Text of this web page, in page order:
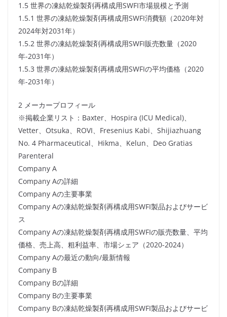
1.5 世界の凍結乾燥製剤再構成用SWFI市場規模と予測
1.5.1 世界の凍結乾燥製剤再構成用SWFI消費額（2020年対
2024年対2031年）
1.5.2 世界の凍結乾燥製剤再構成用SWFI販売数量（2020
年-2031年）
1.5.3 世界の凍結乾燥製剤再構成用SWFIの平均価格（2020
年-2031年）
2 メーカープロフィール
※掲載企業リスト：Baxter、Hospira (ICU Medical)、
Vetter、Otsuka、ROVI、Fresenius Kabi、Shijiazhuang
No. 4 Pharmaceutical、Hikma、Kelun、Deo Gratias
Parenteral
Company A
Company Aの詳細
Company Aの主要事業
Company Aの凍結乾燥製剤再構成用SWFI製品およびサービ
ス
Company Aの凍結乾燥製剤再構成用SWFIの販売数量、平均
価格、売上高、粗利益率、市場シェア（2020-2024）
Company Aの最近の動向/最新情報
Company B
Company Bの詳細
Company Bの主要事業
Company Bの凍結乾燥製剤再構成用SWFI製品およびサービ